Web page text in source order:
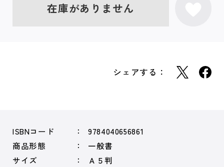
在庫がありません
シェアする：
ISBNコード
9784040656861
商品形態
一般書
サイズ
Ａ５判